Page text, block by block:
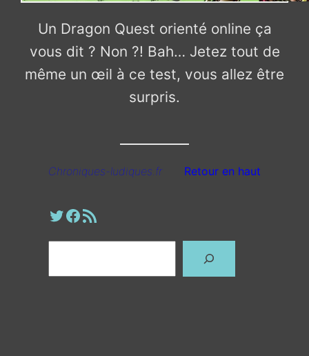
Un Dragon Quest orienté online ça
vous dit ? Non ?! Bah… Jetez tout de
même un œil à ce test, vous allez être
surpris.
Chroniques-ludiques.fr Retour en haut
Profil Twitter
Page Facebook
Fil RSS